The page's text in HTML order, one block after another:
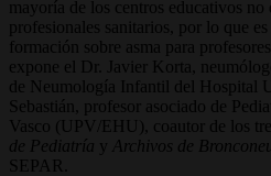
mayoría de los centros educativos
profesionales sanitarios, por lo que
formación sobre asma para
expone el Dr. Javier Korta,
de Neumología Infantil del Hospital
Sebastián, profesor asociado de
Vasco (UPV/EHU), coautor de los
de Pediatría y Archivos de
SEPAR.